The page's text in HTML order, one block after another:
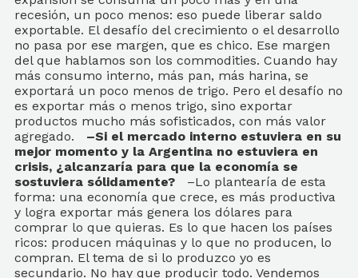
recesión, un poco menos: eso puede liberar saldo
exportable. El desafío del crecimiento o el desarrollo
no pasa por ese margen, que es chico. Ese margen
del que hablamos son los commodities. Cuando hay
más consumo interno, más pan, más harina, se
exportará un poco menos de trigo. Pero el desafío no
es exportar más o menos trigo, sino exportar
productos mucho más sofisticados, con más valor
agregado. –Si el mercado interno estuviera en su
mejor momento y la Argentina no estuviera en
crisis, ¿alcanzaría para que la economía se
sostuviera sólidamente? –Lo plantearía de esta
forma: una economía que crece, es más productiva
y logra exportar más genera los dólares para
comprar lo que quieras. Es lo que hacen los países
ricos: producen máquinas y lo que no producen, lo
compran. El tema de si lo produzco yo es
secundario. No hay que producir todo. Vendemos